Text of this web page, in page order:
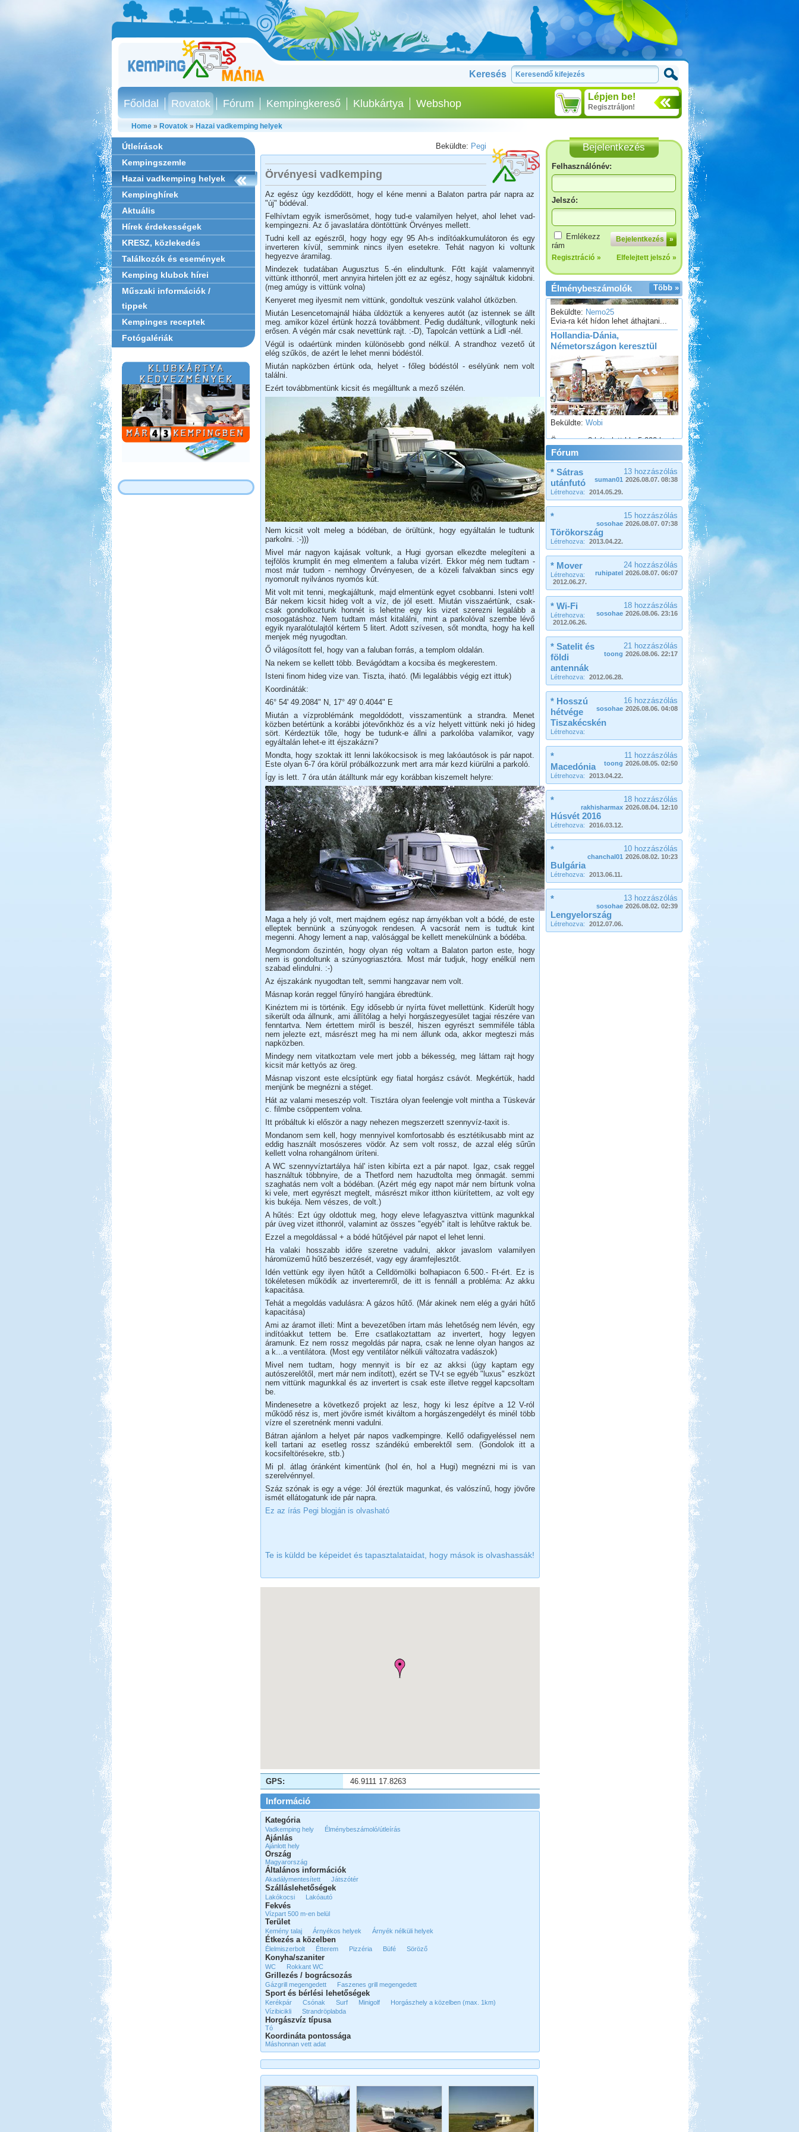
Keresés
Lépjen be!
Regisztráljon!
Főoldal Rovatok Fórum Kempingkereső Klubkártya Webshop
Home» Rovatok» Hazai vadkemping helyek
Útleírások
Kempingszemle
Hazai vadkemping helyek
Kempinghírek
Aktuális
Hírek érdekességek
KRESZ, közlekedés
Találkozók és események
Kemping klubok hírei
Műszaki információk /
tippek
Kempinges receptek
Fotógalériák
Beküldte: Pegi
Örvényesi vadkemping
Az egész úgy kezdődött, hogy el kéne menni a Balaton partra pár napra az
"új" bódéval.
Felhívtam egyik ismerősömet, hogy tud-e valamilyen helyet, ahol lehet vad-
kempingezni. Az ő javaslatára döntöttünk Örvényes mellett.
Tudni kell az egészről, hogy hogy egy 95 Ah-s indítóakkumulátoron és egy
inverteren kívül, semmink nincs ilyen esetekre. Tehát nagyon ki voltunk
hegyezve áramilag.
Mindezek tudatában Augusztus 5.-én elindultunk. Főtt kaját valamennyit
vittünk itthonról, mert annyira hirtelen jött ez az egész, hogy sajnáltuk kidobni.
(meg amúgy is vittünk volna)
Kenyeret meg ilyesmit nem vittünk, gondoltuk veszünk valahol útközben.
Miután Lesencetomajnál hiába üldöztük a kenyeres autót (az istennek se állt
meg. amikor közel értünk hozzá továbbment. Pedig dudáltunk, villogtunk neki
erősen. A végén már csak nevettünk rajt. :-D), Tapolcán vettünk a Lidl -nél.
Végül is odaértünk minden különösebb gond nélkül. A strandhoz vezető út
elég szűkös, de azért le lehet menni bódéstól.
Miután napközben értünk oda, helyet - főleg bódéstól - esélyünk nem volt
találni.
Ezért továbbmentünk kicsit és megálltunk a mező szélén.
Nem kicsit volt meleg a bódéban, de örültünk, hogy egyáltalán le tudtunk
parkolni. :-)))
Mivel már nagyon kajásak voltunk, a Hugi gyorsan elkezdte melegíteni a
tejfölös krumplit én meg elmentem a faluba vízért. Ekkor még nem tudtam -
most már tudom - nemhogy Örvényesen, de a közeli falvakban sincs egy
nyomorult nyilvános nyomós kút.
Mit volt mit tenni, megkajáltunk, majd elmentünk egyet csobbanni. Isteni volt!
Bár nekem kicsit hideg volt a víz, de jól esett. Miután visszaértünk, csak-
csak gondolkoztunk honnét is lehetne egy kis vizet szerezni legalább a
mosogatáshoz. Nem tudtam mást kitalálni, mint a parkolóval szembe lévő
egyik nyaralótulajtól kértem 5 litert. Adott szívesen, sőt mondta, hogy ha kell
menjek még nyugodtan.
Ő világosított fel, hogy van a faluban forrás, a templom oldalán.
Na nekem se kellett több. Bevágódtam a kocsiba és megkerestem.
Isteni finom hideg vize van. Tiszta, iható. (Mi legalábbis végig ezt ittuk)
Koordináták:
46° 54' 49.2084" N, 17° 49' 0.4044" E
Miután a vízproblémánk megoldódott, visszamentünk a strandra. Menet
közben betértünk a korábbi jótevőnkhöz és a víz helyett vittünk neki jó hideg
sört. Kérdeztük tőle, hogy be tudunk-e állni a parkolóba valamikor, vagy
egyáltalán lehet-e itt éjszakázni?
Mondta, hogy szoktak itt lenni lakókocsisok is meg lakóautósok is pár napot.
Este olyan 6-7 óra körül próbálkozzunk mert arra már kezd kiürülni a parkoló.
Így is lett. 7 óra után átálltunk már egy korábban kiszemelt helyre:
Maga a hely jó volt, mert majdnem egész nap árnyékban volt a bódé, de este
elleptek bennünk a szúnyogok rendesen. A vacsorát nem is tudtuk kint
megenni. Ahogy lement a nap, valósággal be kellett menekülnünk a bódéba.
Megmondom őszintén, hogy olyan rég voltam a Balaton parton este, hogy
nem is gondoltunk a szúnyogriasztóra. Most már tudjuk, hogy enélkül nem
szabad elindulni. :-)
Az éjszakánk nyugodtan telt, semmi hangzavar nem volt.
Másnap korán reggel fűnyíró hangjára ébredtünk.
Kinéztem mi is történik. Egy idősebb úr nyírta füvet mellettünk. Kiderült hogy
sikerült oda állnunk, ami állítólag a helyi horgászegyesület tagjai részére van
fenntartva. Nem értettem miről is beszél, hiszen egyrészt semmiféle tábla
nem jelezte ezt, másrészt meg ha mi nem állunk oda, akkor megteszi más
napközben.
Mindegy nem vitatkoztam vele mert jobb a békesség, meg láttam rajt hogy
kicsit már kettyós az öreg.
Másnap viszont este elcsíptünk egy fiatal horgász csávót. Megkértük, hadd
menjünk be megnézni a stéget.
Hát az valami meseszép volt. Tisztára olyan feelengje volt mintha a Tüskevár
c. filmbe csöppentem volna.
Itt próbáltuk ki először a nagy nehezen megszerzett szennyvíz-taxit is.
Mondanom sem kell, hogy mennyivel komfortosabb és esztétikusabb mint az
eddig használt mosószeres vödör. Az sem volt rossz, de azzal elég sűrűn
kellett volna rohangálnom üríteni.
A WC szennyvíztartálya hál' isten kibírta ezt a pár napot. Igaz, csak reggel
használtuk többnyire, de a Thetford nem hazudtolta meg önmagát. semmi
szaghatás nem volt a bódéban. (Azért még egy napot már nem bírtunk volna
ki vele, mert egyrészt megtelt, másrészt mikor itthon kiürítettem, az volt egy
kis bukéja. Nem vészes, de volt.)
A hűtés: Ezt úgy oldottuk meg, hogy eleve lefagyasztva vittünk magunkkal
pár üveg vizet itthonról, valamint az összes "egyéb" italt is lehűtve raktuk be.
Ezzel a megoldással + a bódé hűtőjével pár napot el lehet lenni.
Ha valaki hosszabb időre szeretne vadulni, akkor javaslom valamilyen
háromüzemű hűtő beszerzését, vagy egy áramfejlesztőt.
Idén vettünk egy ilyen hűtőt a Celldömölki bolhapiacon 6.500.- Ft-ért. Ez is
tökéletesen működik az inverteremről, de itt is fennáll a probléma: Az akku
kapacitása.
Tehát a megoldás vadulásra: A gázos hűtő. (Már akinek nem elég a gyári hűtő
kapacitása)
Ami az áramot illeti: Mint a bevezetőben írtam más lehetőség nem lévén, egy
indítóakkut tettem be. Erre csatlakoztattam az invertert, hogy legyen
áramunk. Ez nem rossz megoldás pár napra, csak ne lenne olyan hangos az
a k...a ventilátora. (Most egy ventilátor nélküli változatra vadászok)
Mivel nem tudtam, hogy mennyit is bír ez az akksi (úgy kaptam egy
autószerelőtől, mert már nem indított), ezért se TV-t se egyéb "luxus" eszközt
nem vittünk magunkkal és az invertert is csak este illetve reggel kapcsoltam
be.
Mindenesetre a következő projekt az lesz, hogy ki lesz építve a 12 V-ról
működő rész is, mert jövőre ismét kiváltom a horgászengedélyt és minél több
vízre el szeretnénk menni vadulni.
Bátran ajánlom a helyet pár napos vadkempingre. Kellő odafigyeléssel nem
kell tartani az esetleg rossz szándékú emberektől sem. (Gondolok itt a
kocsifeltörésekre, stb.)
Mi pl. átlag óránként kimentünk (hol én, hol a Hugi) megnézni mi is van
szerelvénnyel.
Száz szónak is egy a vége: Jól éreztük magunkat, és valószínű, hogy jövőre
ismét ellátogatunk ide pár napra.
Ez az írás Pegi blogján is olvasható
Te is küldd be képeidet és tapasztalataidat, hogy mások is olvashassák!
GPS: 46.9111 17.8263
Információ
Kategória
Vadkemping hely Élménybeszámoló/útleírás
Ajánlás
Ajánlott hely
Ország
Magyarország
Általános információk
Akadálymentesített Játszótér
Szálláslehetőségek
Lakókocsi Lakóautó
Fekvés
Vízpart 500 m-en belül
Terület
Kemény talaj Árnyékos helyek Árnyék nélküli helyek
Étkezés a közelben
Élelmiszerbolt Étterem Pizzéria Büfé Söröző
Konyha/szaniter
WC Rokkant WC
Grillezés / bográcsozás
Gázgrill megengedett Faszenes grill megengedett
Sport és bérlési lehetőségek
Kerékpár Csónak Surf Minigolf
Horgászhely a közelben (max. 1km)
Vízibicikli
Strandröplabda
Horgászvíz típusa
Tó
Koordináta pontossága
Máshonnan vett adat
Bejelentkezés
Felhasználónév:
Jelszó:
Bejelentkezés »
Emlékezz
rám
Regisztráció » Elfelejtett jelszó »
Több »
Élménybeszámolók
Evia-Athen 2014
Beküldte:Nemo25
Evia-ra két hídon lehet áthajtani...
Hollandia-Dánia,
Németországon keresztül
Beküldte:Wobi
Összesen 3 hét alatt kb. 5.000 km-t
Bosznia-Hercegovina,
Montenegró, Albánia
Beküldte:Juli
Eredetileg több időt szerettünk volna
Albániában tölteni....
Szigetköz Halrekesztő zárás
Beküldte:kajakos
hagyománnyá vált...
Őrségi kurta-túra
Beküldte:Karollda
Akinek több ideje van, ne szaladjon
úgy mint mi és hozzon bringát meg
túrabakancsot!
Lengyel körút
Beküldte: GaborApa
Eredetileg motorozni akartunk, de
ebből is lakóautózás lett.
Nyírség-Bereg 2012
szeptember
Fórum
13 hozzászólás
suman01 2026.08.07. 08:38
* Sátras
utánfutó
Létrehozva: 2014.05.29.
15 hozzászólás
sosohae 2026.08.07. 07:38
*
Törökország
Létrehozva: 2013.04.22.
24 hozzászólás
ruhipatel 2026.08.07. 06:07
* Mover
Létrehozva:
2012.06.27.
18 hozzászólás
sosohae 2026.08.06. 23:16
* Wi-Fi
Létrehozva:
2012.06.26.
21 hozzászólás
toong 2026.08.06. 22:17
* Satelit és
földi
antennák
Létrehozva: 2012.06.28.
16 hozzászólás
sosohae 2026.08.06. 04:08
* Hosszú
hétvége
Tiszakécskén
Létrehozva:
11 hozzászólás
toong 2026.08.05. 02:50
*
Macedónia
Létrehozva: 2013.04.22.
18 hozzászólás
rakhisharmax 2026.08.04. 12:10
*
Húsvét 2016
Létrehozva: 2016.03.12.
10 hozzászólás
chanchal01 2026.08.02. 10:23
*
Bulgária
Létrehozva: 2013.06.11.
13 hozzászólás
sosohae 2026.08.02. 02:39
*
Lengyelország
Létrehozva: 2012.07.06.